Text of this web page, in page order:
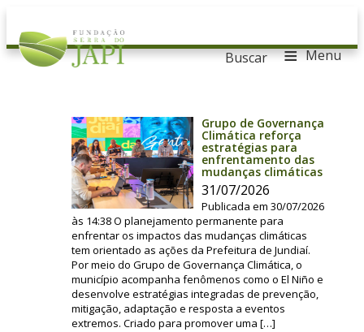
≡ Menu
Buscar
Grupo de Governança
Climática reforça
estratégias para
enfrentamento das
mudanças climáticas
31/07/2026
Publicada em 30/07/2026
às 14:38 O planejamento permanente para
enfrentar os impactos das mudanças climáticas
tem orientado as ações da Prefeitura de Jundiaí.
Por meio do Grupo de Governança Climática, o
município acompanha fenômenos como o El Niño e
desenvolve estratégias integradas de prevenção,
mitigação, adaptação e resposta a eventos
extremos. Criado para promover uma […]